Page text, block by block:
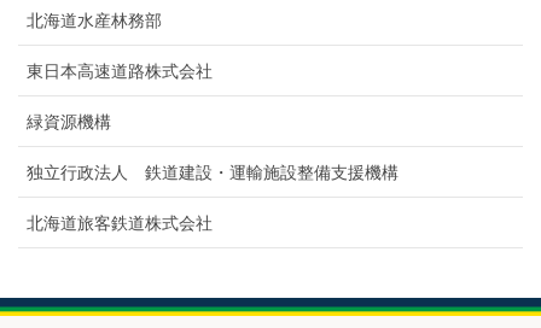
北海道水産林務部
東日本高速道路株式会社
緑資源機構
独立行政法人 鉄道建設・運輸施設整備支援機構
北海道旅客鉄道株式会社